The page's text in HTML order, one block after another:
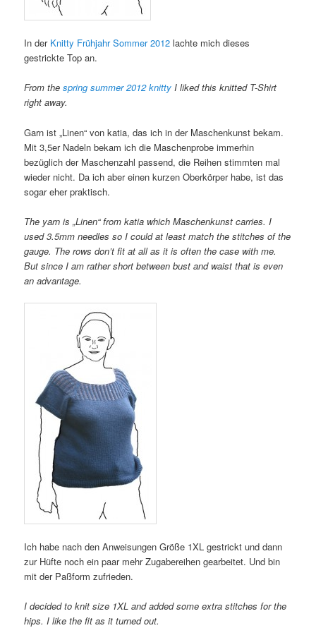
In der Knitty Frühjahr Sommer 2012 lachte mich dieses
gestrickte Top an.
From thespring summer 2012 knitty I liked this knitted T-Shirt
right away.
Garn ist „Linen“ von katia, das ich in der Maschenkunst bekam.
Mit 3,5er Nadeln bekam ich die Maschenprobe immerhin
bezüglich der Maschenzahl passend, die Reihen stimmten mal
wieder nicht. Da ich aber einen kurzen Oberkörper habe, ist das
sogar eher praktisch.
The yarn is „Linen“ from katia which Maschenkunst carries. I
used 3.5mm needles so I could at least match the stitches of the
gauge. The rows don’t fit at all as it is often the case with me.
But since I am rather short between bust and waist that is even
an advantage.
Ich habe nach den Anweisungen Größe 1XL gestrickt und dann
zur Hüfte noch ein paar mehr Zugabereihen gearbeitet. Und bin
mit der Paßform zufrieden.
I decided to knit size 1XL and added some extra stitches for the
hips. I like the fit as it turned out.